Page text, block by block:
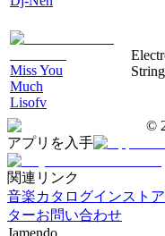
Miss You
Much
Lisofv
©
アプリを入手
関連リンク
音楽カタログインスト
ターお問い合わせ
Jamendo